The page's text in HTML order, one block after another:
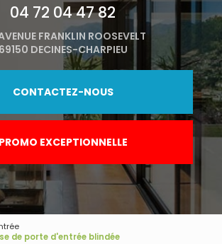
04 72 04 47 82
FRANKLIN ROOSEVELT
69150 DECINES-CHARPIEU
CONTACTEZ-NOUS
PROMO EXCEPTIONNELLE
de porte d'entrée blindée